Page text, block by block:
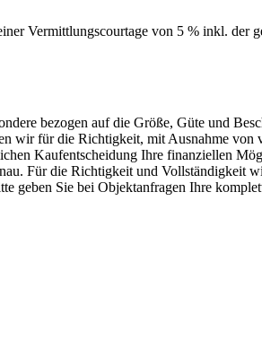
Vermittlungscourtage von 5 % inkl. der
bezogen auf die Größe, Güte und
wir für die Richtigkeit, mit Ausnahme
Kaufentscheidung Ihre finanziellen
Für die Richtigkeit und Vollständigkeit
geben Sie bei Objektanfragen Ihre